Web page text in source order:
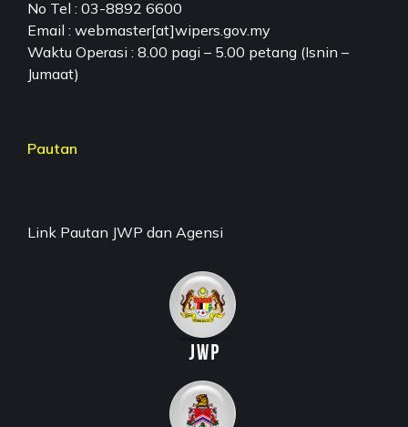
No Tel : 03-8892 6600
Email : webmaster[at]wipers.gov.my
Waktu Operasi : 8.00 pagi – 5.00 petang (Isnin –
Jumaat)
Pautan
Link Pautan JWP dan Agensi